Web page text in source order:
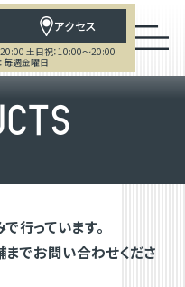
アクセス
土日祝：10:00～20:00
毎週金曜日
CTS
行っています。
でお問い合わせくださ